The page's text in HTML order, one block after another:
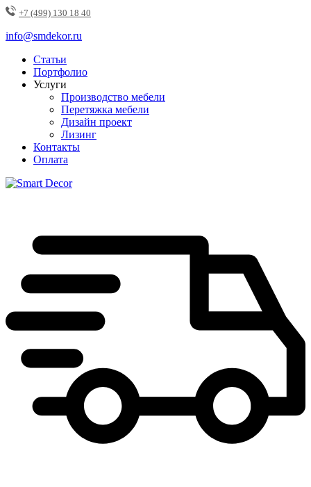
+7 (499) 130 18 40
info@smdekor.ru
Статьи
Портфолио
Услуги
Производство мебели
Перетяжка мебели
Дизайн проект
Лизинг
Контакты
Оплата